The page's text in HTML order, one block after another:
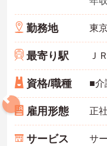
勤務地
最寄り駅
資格/職種
雇用形態 正
サービス